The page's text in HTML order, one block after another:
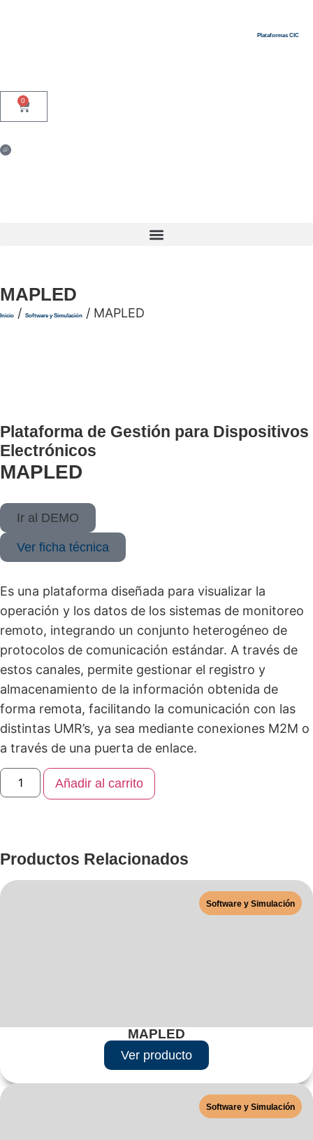
Plataformas CIC
0
MAPLED
Inicio / Software y Simulación / MAPLED
Plataforma de Gestión para Dispositivos
Electrónicos
MAPLED
Ir al DEMO
Ver ficha técnica
Es una plataforma diseñada para visualizar la
operación y los datos de los sistemas de monitoreo
remoto, integrando un conjunto heterogéneo de
protocolos de comunicación estándar. A través de
estos canales, permite gestionar el registro y
almacenamiento de la información obtenida de
forma remota, facilitando la comunicación con las
distintas UMR’s, ya sea mediante conexiones M2M o
a través de una puerta de enlace.
Añadir al carrito
Productos Relacionados
Software y Simulación
MAPLED
Ver producto
Software y Simulación